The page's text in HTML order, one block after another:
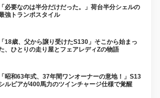
「必要なのは半分だけだった。」荷台半分シェルの
強トランポスタイル
「18歳、父から譲り受けたS130」そこから始まっ
、ひとりの走り屋とフェアレディZの物語
「昭和63年式、37年間ワンオーナーの意地！」S13
ルビアが400馬力のツインチャージ仕様で覚醒